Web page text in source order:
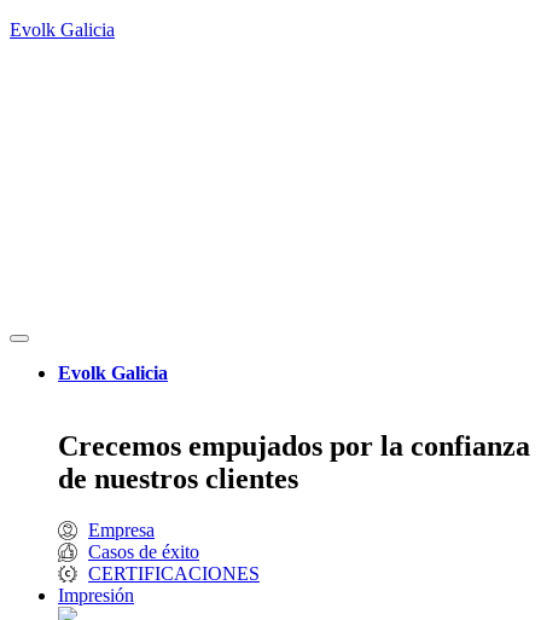
Evolk Galicia
Evolk Galicia
Crecemos empujados por la confianza
de nuestros clientes
Empresa
Casos de éxito
CERTIFICACIONES
Impresión